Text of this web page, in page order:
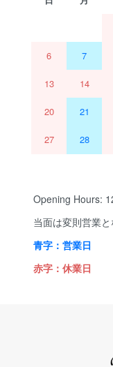
6 7
13 14
20 21
27 28
Opening Hours:
当面は変則営業と
青字：営業日
赤字：休業日